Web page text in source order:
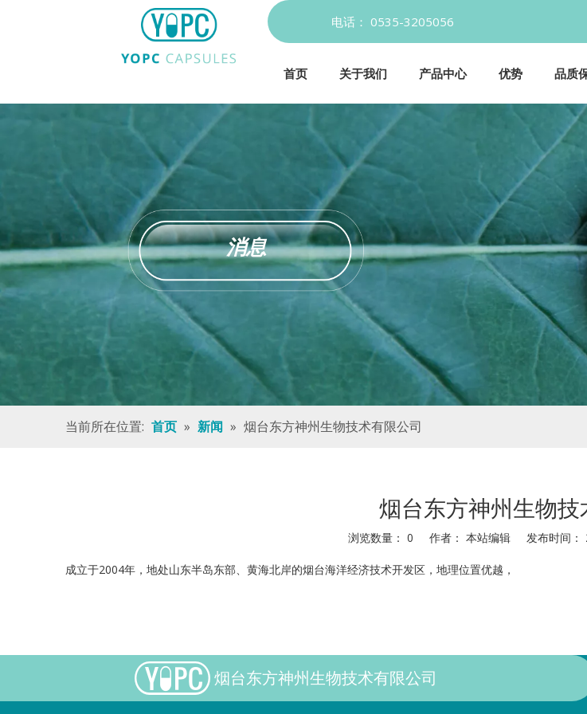
电话： 0535-3205056
首页 关于我们 产品中心 优势 品质
消息
当前所在位置: 首页 » 新闻 » 烟台东方神州生物技术有限公司
烟台东方神州生物技
浏览数量： 0 作者： 本站编辑 发布时间：
成立于2004年，地处山东半岛东部、黄海北岸的烟台海洋经济技术开发区，地理位置优越，
烟台东方神州生物技术有限公司